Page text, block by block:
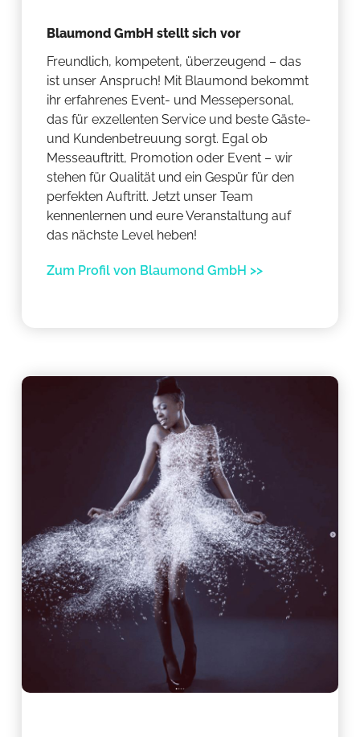
Blaumond GmbH stellt sich vor
Freundlich, kompetent, überzeugend – das
ist unser Anspruch! Mit Blaumond bekommt
ihr erfahrenes Event- und Messepersonal,
das für exzellenten Service und beste Gäste-
und Kundenbetreuung sorgt. Egal ob
Messeauftritt, Promotion oder Event – wir
stehen für Qualität und ein Gespür für den
perfekten Auftritt. Jetzt unser Team
kennenlernen und eure Veranstaltung auf
das nächste Level heben!
Zum Profil von Blaumond GmbH >>